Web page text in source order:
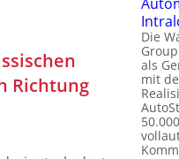
Richtung
Die
als
mit